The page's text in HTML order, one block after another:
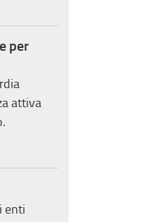
per
attiva
enti